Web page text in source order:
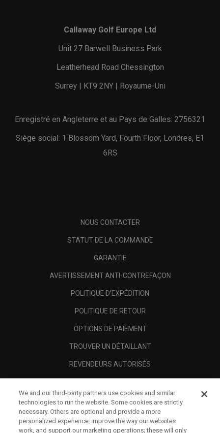
Callaway Golf Europe Ltd
Unit 27 Barwell Business Park
Leatherhead Road Chessington
Surrey | KT9 2NY | Royaume-Uni
Enregistré en Angleterre et au Pays de Galles: 2756321
Siège social: 1 Blossom Yard, Fourth Floor, Londres, E1
6RS
NOUS CONTACTER
STATUT DE LA COMMANDE
GARANTIE
AVERTISSEMENT ANTI-CONTREFAÇON
POLITIQUE D'EXPÉDITION
POLITIQUE DE RETOUR
OPTIONS DE PAIEMENT
TROUVER UN DÉTAILLANT
REVENDEURS AUTORISÉS
A PROPOS
MENTIONS LÉGALES
We and our third-party partners use cookies and similar
technologies to run the website. Some cookies are strictly
necessary. Others are optional and provide a more
personalized experience, improve the way our websites
work, and support our marketing operations; these will only